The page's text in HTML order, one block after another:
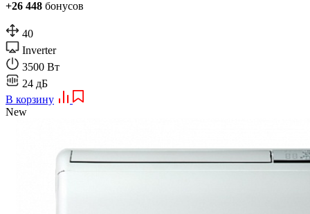
+26 448 бонусов
40
Inverter
3500 Вт
24 дБ
В корзину
New